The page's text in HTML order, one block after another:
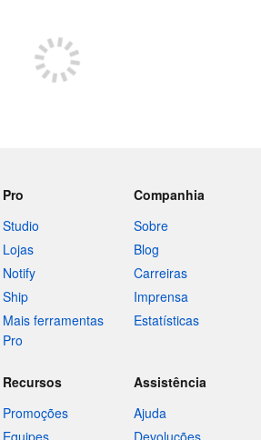
Pro
Studio
Lojas
Notify
Ship
Mais ferramentas
Pro
Companhia
Sobre
Blog
Carreiras
Imprensa
Estatísticas
Recursos
Promoções
Equipes
Assistência
Ajuda
Devoluções